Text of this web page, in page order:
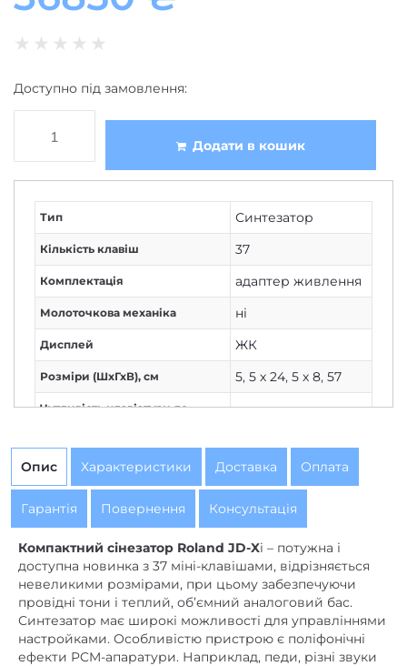
36850 ₴
Доступно під замовлення:
Тип Синтезатор
Кількість клавіш 37
Комплектація адаптер живлення
Молоточкова механіка ні
Дисплей ЖК
Розміри (ШxГхВ), см 5,5 х 24,5 х 8,57
швидкості натискання
Рівень професійний
Мікрофон XLR
Ефекти
Delay,Effect 1/2,
Reverb
Автоакомпанемент, кількість
стилів
ні
Опис Характеристики Доставка Оплата
Гарантія Повернення Консультація
Компактний сінезатор Roland JD-Xi – потужна і
доступна новинка з 37 міні-клавішами, відрізняється
невеликими розмірами, при цьому забезпечуючи
провідні тони і теплий, об’ємний аналоговий бас.
Синтезатор має широкі можливості для управліннями
настройками. Особливістю пристрою є поліфонічні